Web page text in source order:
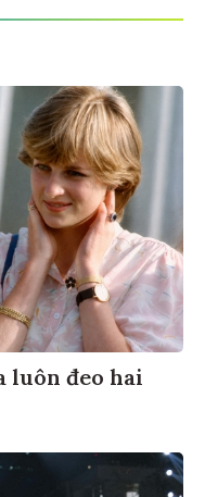
luôn đeo hai